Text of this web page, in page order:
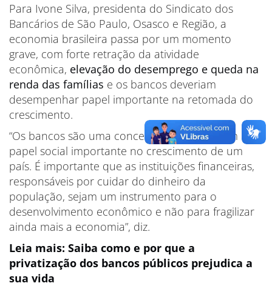
Para Ivone Silva, presidenta do Sindicato dos
Bancários de São Paulo, Osasco e Região, a
economia brasileira passa por um momento
grave, com forte retração da atividade
econômica, elevação do desemprego e queda na
renda das famílias e os bancos deveriam
desempenhar papel importante na retomada do
crescimento.
“Os bancos são uma concessão pública e têm um
papel social importante no crescimento de um
país. É importante que as instituições financeiras,
responsáveis por cuidar do dinheiro da
população, sejam um instrumento para o
desenvolvimento econômico e não para fragilizar
ainda mais a economia”, diz.
Leia mais: Saiba como e por que a
privatização dos bancos públicos prejudica a
sua vida